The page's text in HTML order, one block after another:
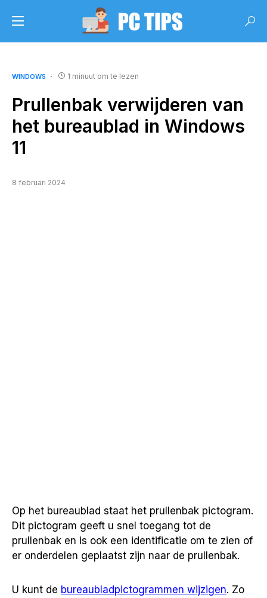
WINDOWS 1 minuut om te lezen
Prullenbak verwijderen van
het bureaublad in Windows
11
8 februari 2024
Op het bureaublad staat het prullenbak pictogram.
Dit pictogram geeft u snel toegang tot de
prullenbak en is ook een identificatie om te zien of
er onderdelen geplaatst zijn naar de prullenbak.
U kunt de bureaubladpictogrammen wijzigen. Zo